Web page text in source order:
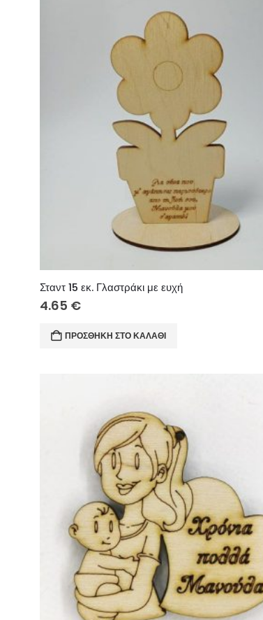
Σταντ 15 εκ. Γλαστράκι με ευχή
4.65 €
ΠΡΟΣΘΉΚΗ ΣΤΟ ΚΑΛΆΘΙ